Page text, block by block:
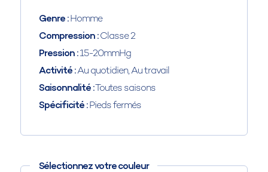
Genre :Homme
Compression :Classe 2
Pression :15-20mmHg
Activité :Au quotidien, Au travail
Saisonnalité :Toutes saisons
Spécificité :Pieds fermés
Sélectionnez votre couleur